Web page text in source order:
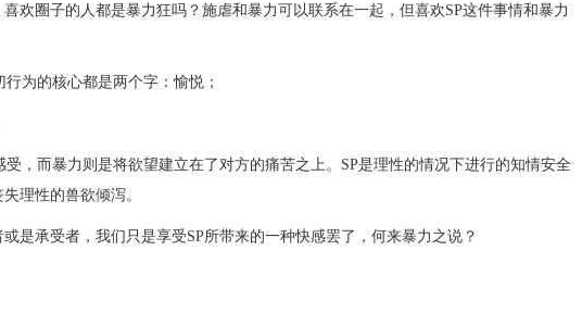
欢圈子的人都是暴力狂吗？施虐和暴力可以联系在一起，但喜欢SP这件事情和暴力
为的核心都是两个字：愉悦；
受，而暴力则是将欲望建立在了对方的痛苦之上。SP是理性的情况下进行的知情安全
理性的兽欲倾泻。
是承受者，我们只是享受SP所带来的一种快感罢了，何来暴力之说？